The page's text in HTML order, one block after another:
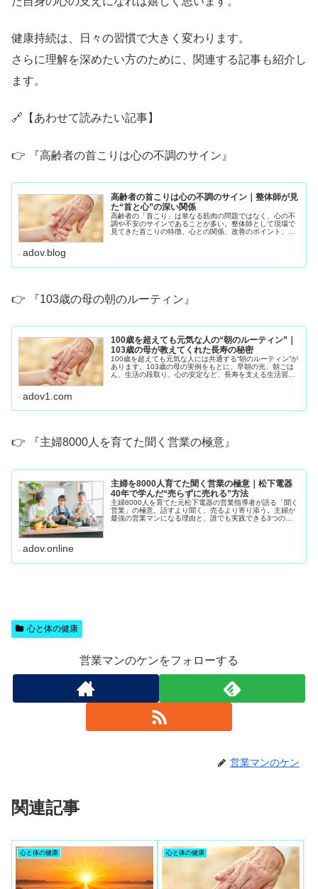
健康持続は、日々の習慣で大きく変わります。
さらに理解を深めたい方のために、関連する記事も紹介し
ます。
🔗【あわせて読みたい記事】
👉 『高齢者の首こりは心の不調のサイン』
高齢者の首こりは心の不調のサイン｜整体師が見
た“首と心”の深い関係
高齢者の「首こり」は単なる筋肉の問題ではなく、心の不
調や不安のサインであることが多い。整体師として現場で
見てきた首こりの特徴、心との関係、改善のポイント、
adov.blog
👉 『103歳の母の朝のルーティン』
100歳を超えても元気な人の“朝のルーティン”｜
103歳の母が教えてくれた長寿の秘密
100歳を超えても元気な人には共通する“朝のルーティン”が
あります。103歳の母の実例をもとに、早朝の光、朝ごは
ん、生活の段取り、心の安定など、長寿を支える生活習慣
adov1.com
👉 『主婦8000人を育てた聞く営業の極意』
主婦を8000人育てた聞く営業の極意｜松下電器
40年で学んだ“売らずに売れる”方法
主婦8000人を育てた元松下電器の営業指導者が語る「聞く
営業」の極意。話すより聞く、売るより寄り添う。主婦が
最強の営業マンになる理由と、誰でも実践できる3つの聞
adov.online
心と体の健康
営業マンのケンをフォローする
営業マンのケン
関連記事
心と体の健康 心と体の健康